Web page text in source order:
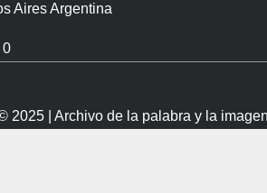
Aires Argentina
0
2025 | Archivo de la palabra y la